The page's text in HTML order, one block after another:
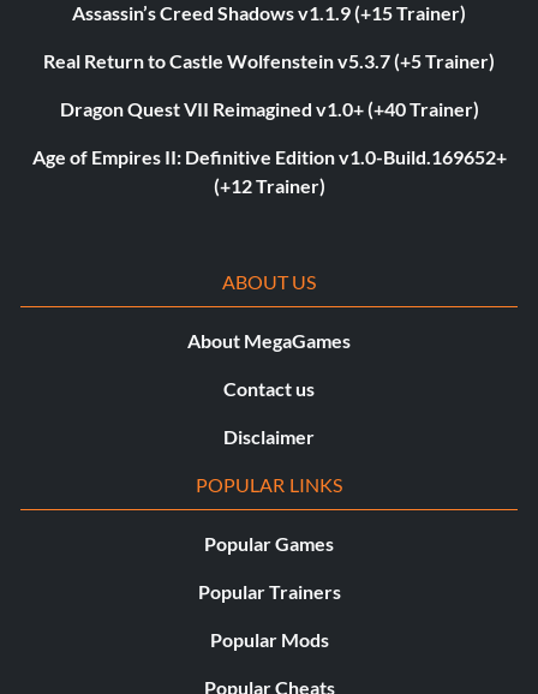
Assassin’s Creed Shadows v1.1.9 (+15 Trainer)
Real Return to Castle Wolfenstein v5.3.7 (+5 Trainer)
Dragon Quest VII Reimagined v1.0+ (+40 Trainer)
Age of Empires II: Definitive Edition v1.0-Build.169652+
(+12 Trainer)
ABOUT US
About MegaGames
Contact us
Disclaimer
POPULAR LINKS
Popular Games
Popular Trainers
Popular Mods
Popular Cheats